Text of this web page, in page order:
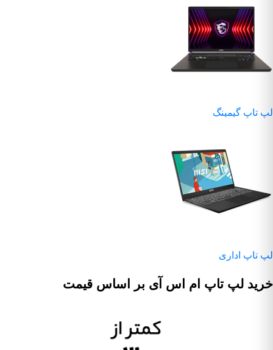
لپ تاپ گیمینگ
لپ تاپ اداری
خرید لپ تاپ ام اس آی بر اساس قیمت